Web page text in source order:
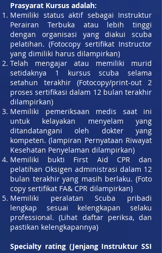
Prasyarat Kursus adalah:
Memiliki status aktif sebagai Instruktur
Perairan Terbuka atau lebih tinggi
dengan organisasi yang diakui scuba
pelatihan. (Fotocopy sertifikat Instructor
yang dimiliki harus dilampirkan)
Telah mengajar atau memiliki murid
setidaknya 1 kursus scuba selama
setahun terakhir (Fotocopy/print-out 2
proses sertifikasi dalam 12 bulan terakhir
dilampirkan)
Memiliki pemeriksaan medis saat ini
untuk kelayakan menyelam yang
ditandatangani oleh dokter yang
kompeten. (lampiran Pernyataan Riwayat
Kesehatan Penyelaman dilampirkan)
Memiliki bukti First Aid CPR dan
pelatihan Oksigen administrasi dalam 12
bulan terakhir yang masih berlaku. (Foto
copy sertifikat FA& CPR dilampirkan)
Memiliki peralatan Scuba pribadi
lengkap sesuai kelengkapan selaku
professional. (Lihat daftar periksa, dan
pastikan kelengkapannya)
Specialty rating (Jenjang Instruktur SSI